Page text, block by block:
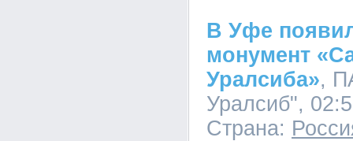
В Уфе
монумент
Уралсиба»,
Уралсиб",
Страна: